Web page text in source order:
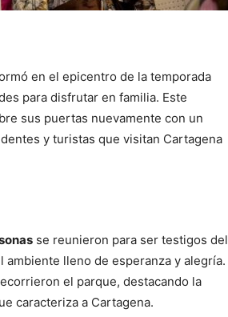
en el epicentro de la temporada
para disfrutar en familia. Este
sus puertas nuevamente con un
y turistas que visitan Cartagena
se reunieron para ser testigos del
lleno de esperanza y alegría.
el parque, destacando la
caracteriza a Cartagena.